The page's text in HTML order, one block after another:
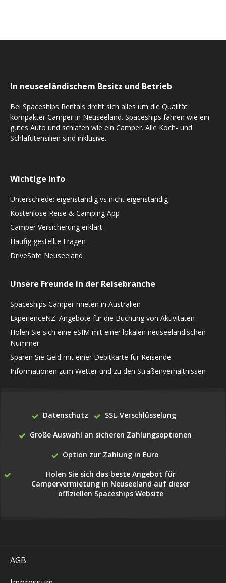
In neuseeländischem Besitz und Betrieb
Bei Spaceships Rentals dreht sich alles um die Qualität
kompakter Camper in Neuseeland. Spaceships fahren wie ein
gutes Auto und schlafen wie ein Camper. Alle Koch- und
Schlafutensilien sind inklusive.
Wichtige Info
Unterschiede: eigenständig vs nicht eigenständig
Kostenlose Reise & Camping App
Camper Versicherung erklärt
Häufig gestellte Fragen
DriveSafe Neuseeland
Unsere Freunde in der Reisebranche
Spaceships Camper mieten in Australien
ExperienceNZ: Angebote für die Buchung von Aktivitäten
Holen Sie sich eine eSIM mit einer lokalen neuseeländischen
Nummer
Sparen Sie Geld mit einer Debitkarte für Reisende
Informationen zum Wetter und zu den Straßenverhältnissen
Datenschutz SSL-Verschlüsselung
Große Auswahl an sicheren Zahlungsoptionen
Option zur Zahlung in Euro
Holen Sie sich das beste Angebot für
Campervermietung in Neuseeland auf dieser
offiziellen Spaceships Website
AGB